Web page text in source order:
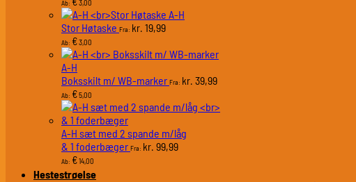
Ab: 3,00
A-H
Stor Høtaske Fra: kr. 19,99
Ab: €3,00
A-H
Boksskilt m/ WB-marker Fra: kr. 39,99
Ab: €5,00
A-H sæt med 2 spande m/låg
& 1 foderbæger Fra: kr. 99,99
Ab: €14,00
Hestestrøelse